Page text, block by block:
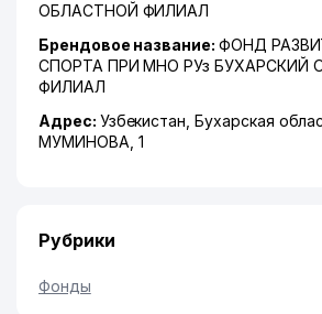
ОБЛАСТНОЙ ФИЛИАЛ
Брендовое название: ФОНД
СПОРТА ПРИ МНО РУз БУХАРСКИЙ
ФИЛИАЛ
Адрес: Узбекистан,Бухарская
МУМИНОВА , 1
Рубрики
Фонды